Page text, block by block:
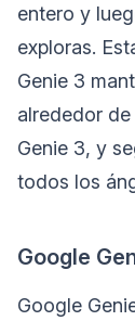
entero y
exploras.
Genie 3
alrededor
Genie 3, y
todos los
Google
Google